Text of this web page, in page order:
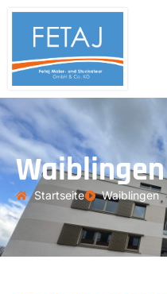
Waiblingen
Startseite Waiblingen